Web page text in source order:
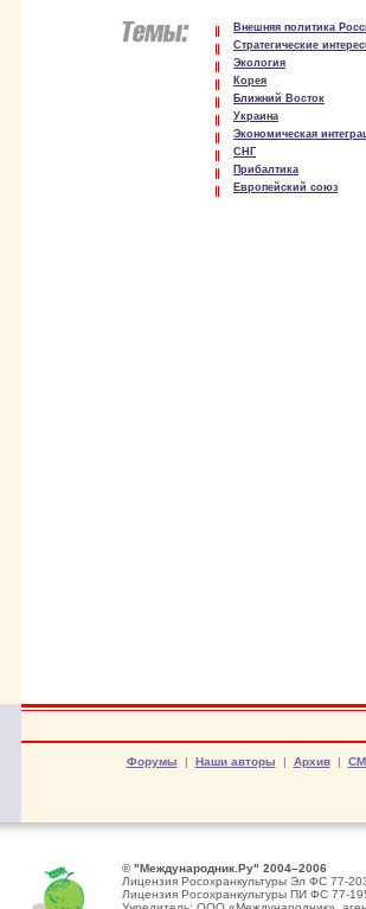
Внешняя политика
Стратегические
Экология
Корея
Ближний Восток
Украина
Экономическая
СНГ
Прибалтика
Европейский союз
Форумы | Наши авторы | Архив|
© "Международник.Ру" 2004–2006
Лицензия Росохранкультуры Эл ФС 77-
Лицензия Росохранкультуры ПИ ФС 77-